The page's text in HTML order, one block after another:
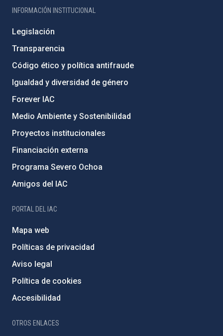
INFORMACIÓN INSTITUCIONAL
Legislación
Transparencia
Código ético y política antifraude
Igualdad y diversidad de género
Forever IAC
Medio Ambiente y Sostenibilidad
Proyectos institucionales
Financiación externa
Programa Severo Ochoa
Amigos del IAC
PORTAL DEL IAC
Mapa web
Políticas de privacidad
Aviso legal
Política de cookies
Accesibilidad
OTROS ENLACES